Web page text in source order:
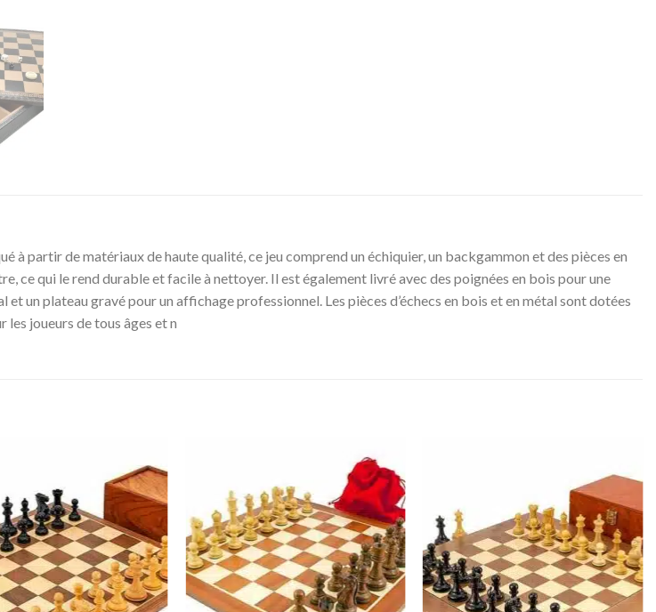
à partir de matériaux de haute qualité, ce jeu comprend un échiquier, un backgammon et des pièces en
ce qui le rend durable et facile à nettoyer. Il est également livré avec des poignées en bois pour une
un plateau gravé pour un affichage professionnel. Les pièces d’échecs en bois et en métal sont dotées
les joueurs de tous âges et n